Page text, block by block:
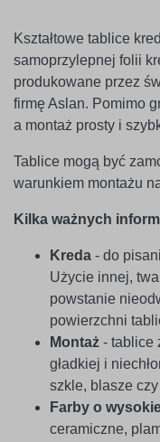
Kształtowe tablice
samoprzylepnej folii
produkowane przez
firmę Aslan. Pomimo
a montaż prosty i
Tablice mogą być
warunkiem montażu
Kilka ważnych
Kreda - do
Użycie innej,
powstanie
powierzchni
Montaż - tablice
gładkiej i
szkle, blasze
Farby o
ceramiczne,